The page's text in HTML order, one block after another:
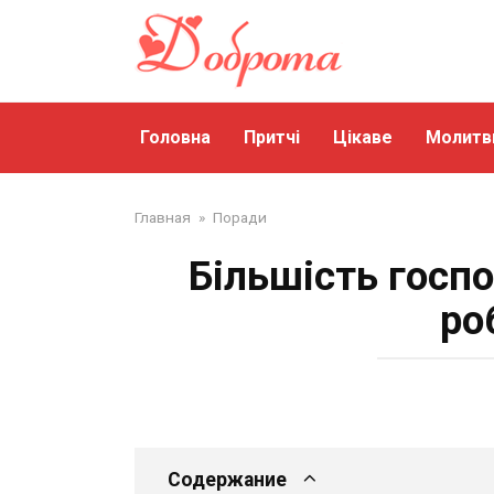
Головна Притчі Цікаве
Главная » Поради
Більшість
Содержание